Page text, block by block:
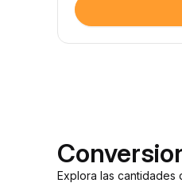
Explora las cantidades